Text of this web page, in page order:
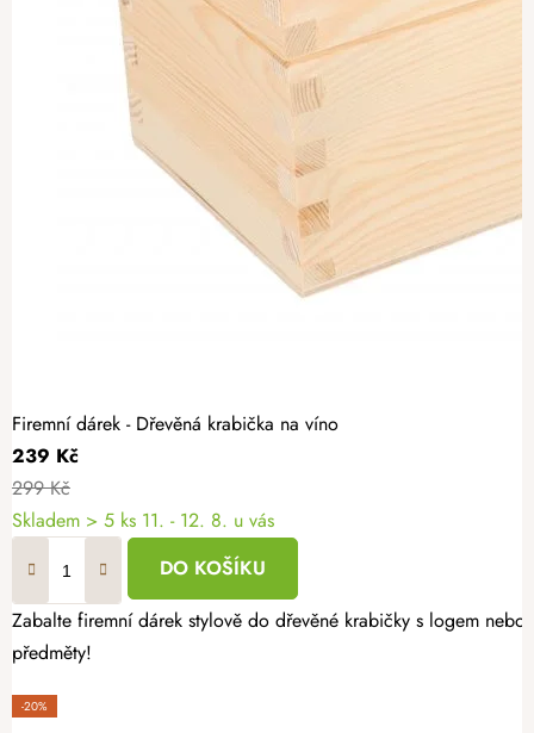
Firemní dárek - Dřevěná krabička na víno
239 Kč
299 Kč
Skladem > 5 ks 11. - 12. 8. u vás
DO KOŠÍKU
Zabalte firemní dárek stylově do dřevěné krabičky s logem
předměty!
-20%